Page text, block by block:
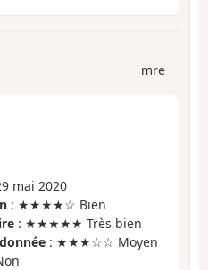
mre
mai 2020
: ★★★★☆ Bien
: ★★★★★ Très bien
: ★★★☆☆ Moyen